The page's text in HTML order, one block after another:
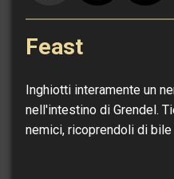
Feast
Inghiotti interamente un
nell'intestino di Grendel.
nemici, ricoprendoli di